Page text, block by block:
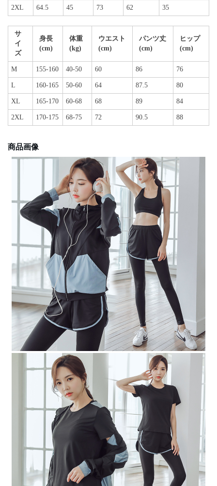
2XL 64.5 45 73 62 35
サ
イ
ズ
身長
(cm)
体重
(kg)
ウエスト
(cm)
パンツ丈
(cm)
ヒップ
(cm)
M 155-160 40-50 60 86 76
L 160-165 50-60 64 87.5 80
XL 165-170 60-68 68 89 84
2XL 170-175 68-75 72 90.5 88
商品画像